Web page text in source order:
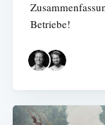
Betriebe!